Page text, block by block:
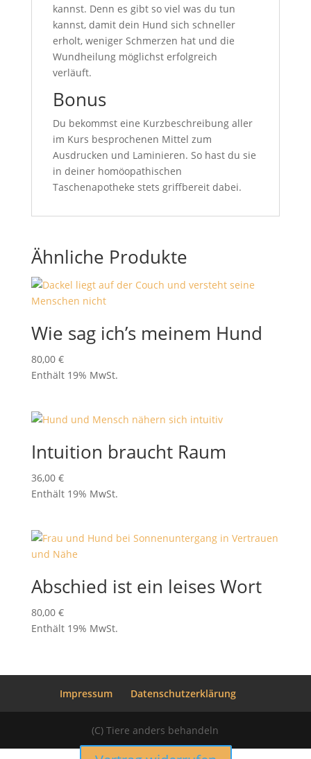
kannst. Denn es gibt so viel was du tun
kannst, damit dein Hund sich schneller
erholt, weniger Schmerzen hat und die
Wundheilung möglichst erfolgreich
verläuft.
Bonus
Du bekommst eine Kurzbeschreibung aller
im Kurs besprochenen Mittel zum
Ausdrucken und Laminieren. So hast du sie
in deiner homöopathischen
Taschenapotheke stets griffbereit dabei.
Ähnliche Produkte
Wie sag ich’s meinem Hund
80,00 €
Enthält 19% MwSt.
Intuition braucht Raum
36,00 €
Enthält 19% MwSt.
Abschied ist ein leises Wort
80,00 €
Enthält 19% MwSt.
Impressum Datenschutzerklärung
(C) Tiere anders behandeln